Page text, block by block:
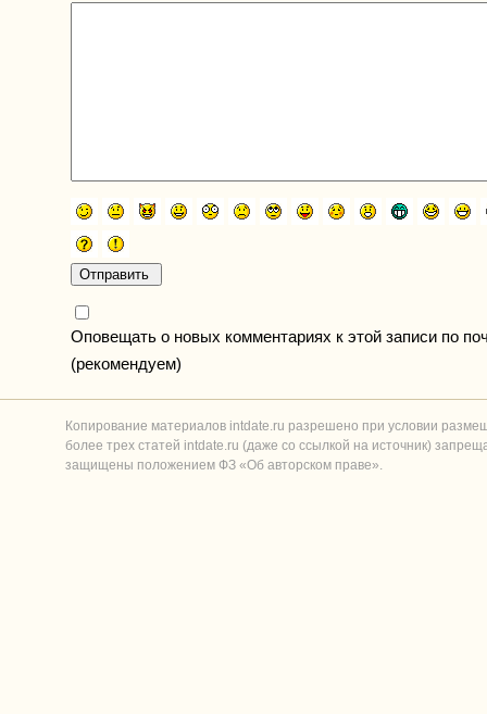
Оповещать о новых комментариях к этой записи по
(рекомендуем)
Копирование материалов intdate.ru разрешено при условии
более трех статей intdate.ru (даже со ссылкой на источник)
защищены положением ФЗ «Об авторском праве».